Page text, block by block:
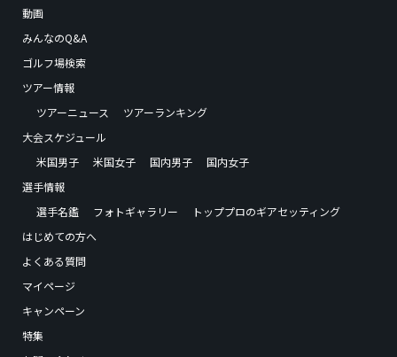
動画
みんなのQ&A
ゴルフ場検索
ツアー情報
ツアーニュース
ツアーランキング
大会スケジュール
米国男子
米国女子 国内男子
国内女子
選手情報
選手名鑑
フォトギャラリー
トッププロのギアセッティング
はじめての方へ
よくある質問
マイページ
キャンペーン
特集